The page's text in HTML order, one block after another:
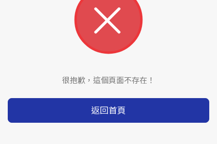
很抱歉，這個頁面不存在！
返回首頁